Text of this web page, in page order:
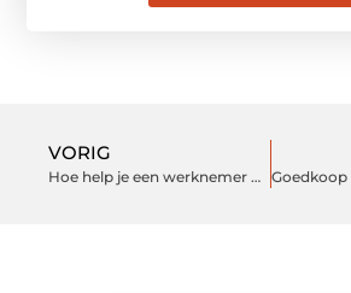
VORIG
Hoe help je een werknemer met een burn-out